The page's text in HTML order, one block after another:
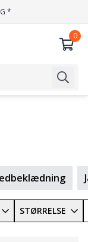
*
STØRRELSE